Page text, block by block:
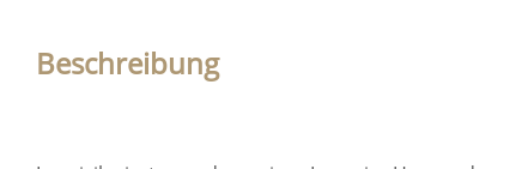
Beschreibung